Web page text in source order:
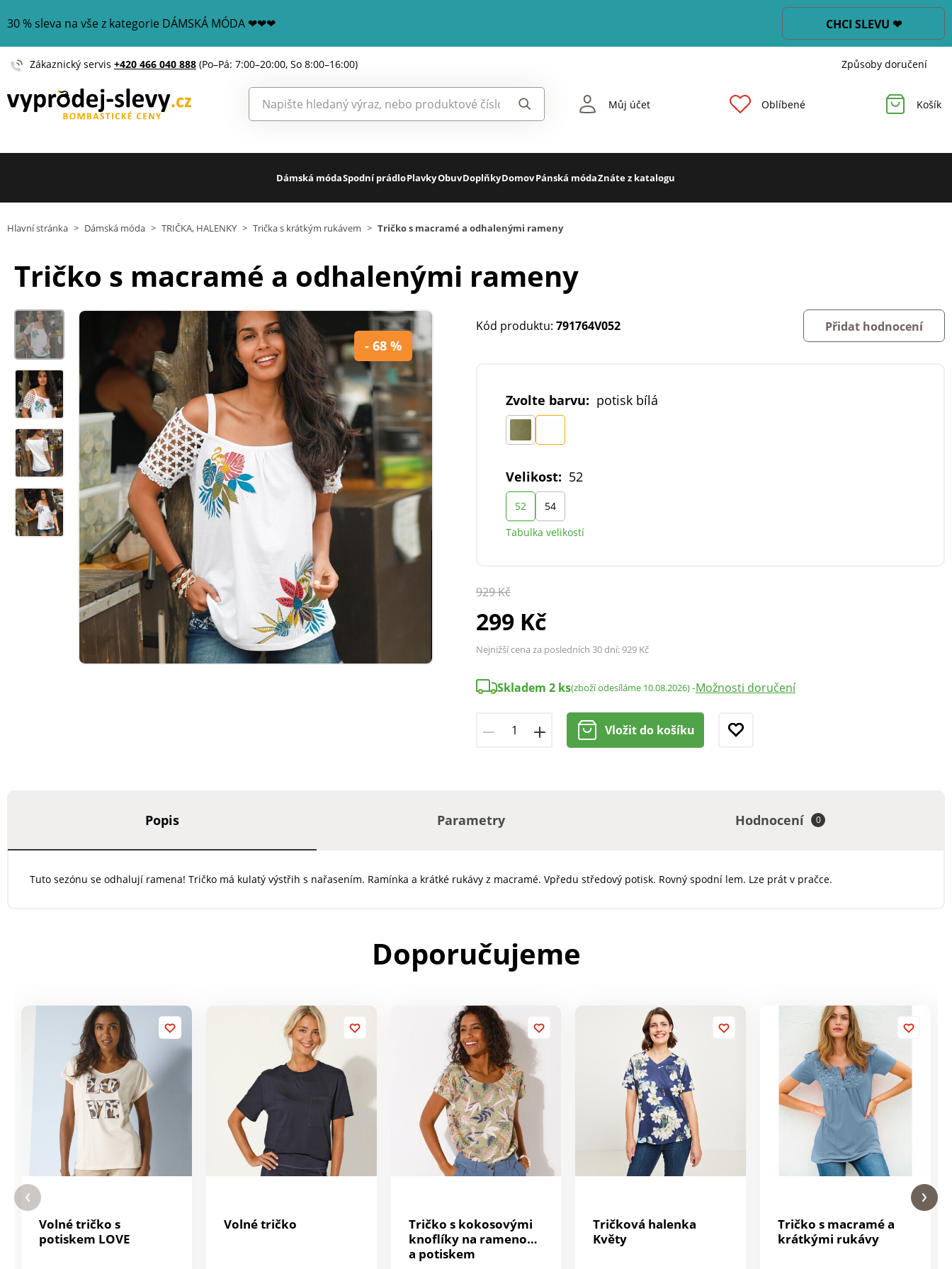
30 % sleva na vše z kategorie DÁMSKÁ MÓDA ❤❤❤ CHCI SLEVU ❤
Zákaznický servis +420 466 040 888 (Po–Pá: 7:00–20:00, So 8:00–16:00) Způsoby doručení
Můj účet Oblíbené Košík
Dámská módaSpodní prádloPlavkyObuvDoplňkyDomovPánská módaZnáte z katalogu
Hlavní stránka > Dámská móda > TRIČKA, HALENKY > Trička s krátkým rukávem > Tričko s macramé a odhalenými rameny
Tričko s macramé a odhalenými rameny
- 68 %
Kód produktu: 791764V052 Přidat hodnocení
Zvolte barvu: potisk bílá
Velikost: 52
52
54
Tabulka velikostí
929 Kč
299 Kč
Nejnižší cena za posledních 30 dní:929 Kč
Skladem 2 ks(zboží odesíláme 10.08.2026)-Možnosti doručení
Vložit do košíku
Popis Parametry Hodnocení 0
Tuto sezónu se odhalují ramena! Tričko má kulatý výstřih s nařasením. Ramínka a krátké rukávy z macramé. Vpředu středový potisk. Rovný spodní lem. Lze prát v pračce.
Doporučujeme
Volné tričko s
potiskem LOVE
Volné tričko
Tričko s kokosovými
knoflíky na ramenou
a potiskem
Tričková halenka
Květy
Tričko s macramé a
krátkými rukávy